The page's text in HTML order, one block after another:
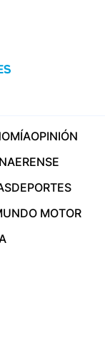
OPINIÓN
DEPORTES
MOTOR